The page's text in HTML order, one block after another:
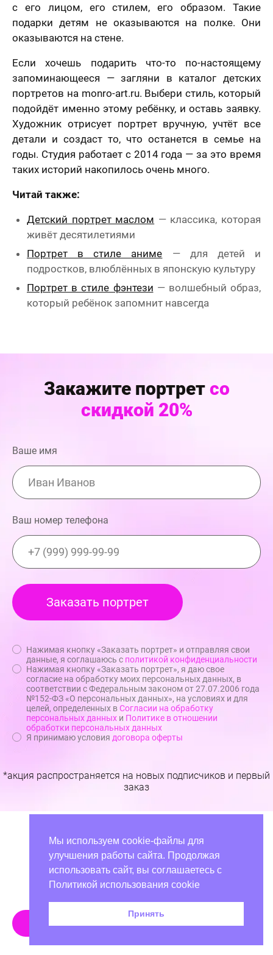
8 800 707 17 48
с его лицом, его стилем, его образом. Такие
подарки детям не оказываются на полке. Они
оказываются на стене.
Если хочешь подарить что-то по-настоящему
запоминающееся — загляни в каталог детских
портретов на monro-art.ru. Выбери стиль, который
подойдёт именно этому ребёнку, и оставь заявку.
Художник отрисует портрет вручную, учтёт все
детали и создаст то, что останется в семье на
годы. Студия работает с 2014 года — за это время
таких историй накопилось очень много.
Читай также:
Детский портрет маслом — классика, которая
живёт десятилетиями
Портрет в стиле аниме — для детей и
подростков, влюблённых в японскую культуру
Портрет в стиле фэнтези — волшебный образ,
который ребёнок запомнит навсегда
Закажите портрет со
скидкой 20%
Ваше имя
Ваш номер телефона
Нажимая кнопку «Заказать портрет» и отправляя свои
данные, я соглашаюсь с политикой конфиденциальности
Нажимая кнопку «Заказать портрет», я даю свое
согласие на обработку моих персональных данных, в
соответствии с Федеральным законом от 27.07.2006 года
№152-ФЗ «О персональных данных», на условиях и для
целей, определенных вСогласии на обработку
персональных данных и Политике в отношении
обработки персональных данных
Я принимаю условия договора оферты
*акция распространяется на новых подписчиков и первый
заказ
Самая крупная в РФ студия печати портретов на холсте с доставкой по
Мы используем cookie-файлы для
улучшения работы сайта. Продолжая
использовать сайт, вы соглашаетесь с
Политикой использования cookie
Принять